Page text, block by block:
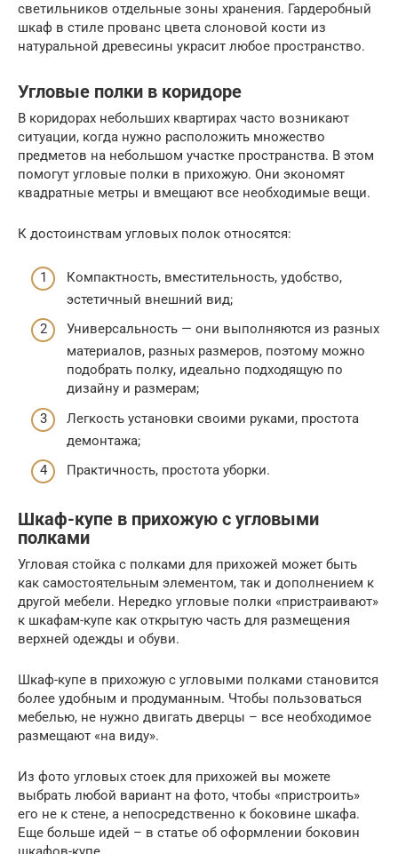
светильников отдельные зоны хранения. Гардеробный
шкаф в стиле прованс цвета слоновой кости из
натуральной древесины украсит любое пространство.
Угловые полки в коридоре
В коридорах небольших квартирах часто возникают
ситуации, когда нужно расположить множество
предметов на небольшом участке пространства. В этом
помогут угловые полки в прихожую. Они экономят
квадратные метры и вмещают все необходимые вещи.
К достоинствам угловых полок относятся:
Компактность, вместительность, удобство,
эстетичный внешний вид;
Универсальность — они выполняются из разных
материалов, разных размеров, поэтому можно
подобрать полку, идеально подходящую по
дизайну и размерам;
Легкость установки своими руками, простота
демонтажа;
Практичность, простота уборки.
Шкаф-купе в прихожую с угловыми
полками
Угловая стойка с полками для прихожей может быть
как самостоятельным элементом, так и дополнением к
другой мебели. Нередко угловые полки «пристраивают»
к шкафам-купе как открытую часть для размещения
верхней одежды и обуви.
Шкаф-купе в прихожую с угловыми полками становится
более удобным и продуманным. Чтобы пользоваться
мебелью, не нужно двигать дверцы – все необходимое
размещают «на виду».
Из фото угловых стоек для прихожей вы можете
выбрать любой вариант на фото, чтобы «пристроить»
его не к стене, а непосредственно к боковине шкафа.
Еще больше идей – в статье об оформлении боковин